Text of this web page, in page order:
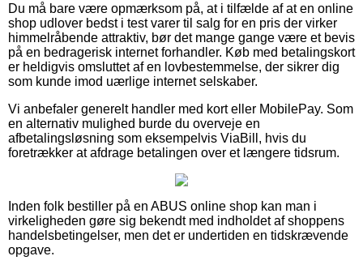
Du må bare være opmærksom på, at i tilfælde af at en online
shop udlover bedst i test varer til salg for en pris der virker
himmelråbende attraktiv, bør det mange gange være et bevis
på en bedragerisk internet forhandler. Køb med betalingskort
er heldigvis omsluttet af en lovbestemmelse, der sikrer dig
som kunde imod uærlige internet selskaber.
Vi anbefaler generelt handler med kort eller MobilePay. Som
en alternativ mulighed burde du overveje en
afbetalingsløsning som eksempelvis ViaBill, hvis du
foretrækker at afdrage betalingen over et længere tidsrum.
Inden folk bestiller på en ABUS online shop kan man i
virkeligheden gøre sig bekendt med indholdet af shoppens
handelsbetingelser, men det er undertiden en tidskrævende
opgave.